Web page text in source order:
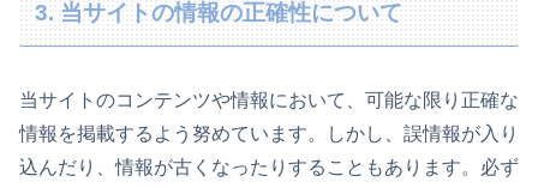
3. 当サイトの情報の正確性について
当サイトのコンテンツや情報において、可能な限り正確な
情報を掲載するよう努めています。しかし、誤情報が入り
込んだり、情報が古くなったりすることもあります。必ず